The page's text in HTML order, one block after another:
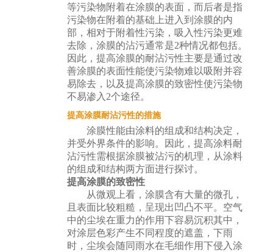
等污染物附着在涂膜的表面，而后者是指
污染物在附着的基础上进入到涂膜的内
部，相对于附着性污染，吸入性污染更难
去除，涂膜的沾污通常是2种情况都包括。
因此，提高涂膜的耐沾污性主要是通过改
善涂膜的表面性能使污染物难以吸附并容
易除去，以及提高涂膜的致密性使污染物
不易渗入2个途径。
提高涂膜耐沾污性的措施
涂膜性能由涂料的组成和结构决定，
并受外界条件的影响。因此，提高涂料耐
沾污性需根据涂膜被沾污的机理，从涂料
的组成和结构两方面进行探讨。
提高涂膜的致密性
从微观上看，涂膜含有大量的微孔，
且表面比较粗糙，呈现出凹凸不平。空气
中的尘埃在重力的作用下容易沉积其中，
对涂层色彩产生不同程度的遮盖，下雨
时，尘埃会随同雨水在毛细作用下侵入涂